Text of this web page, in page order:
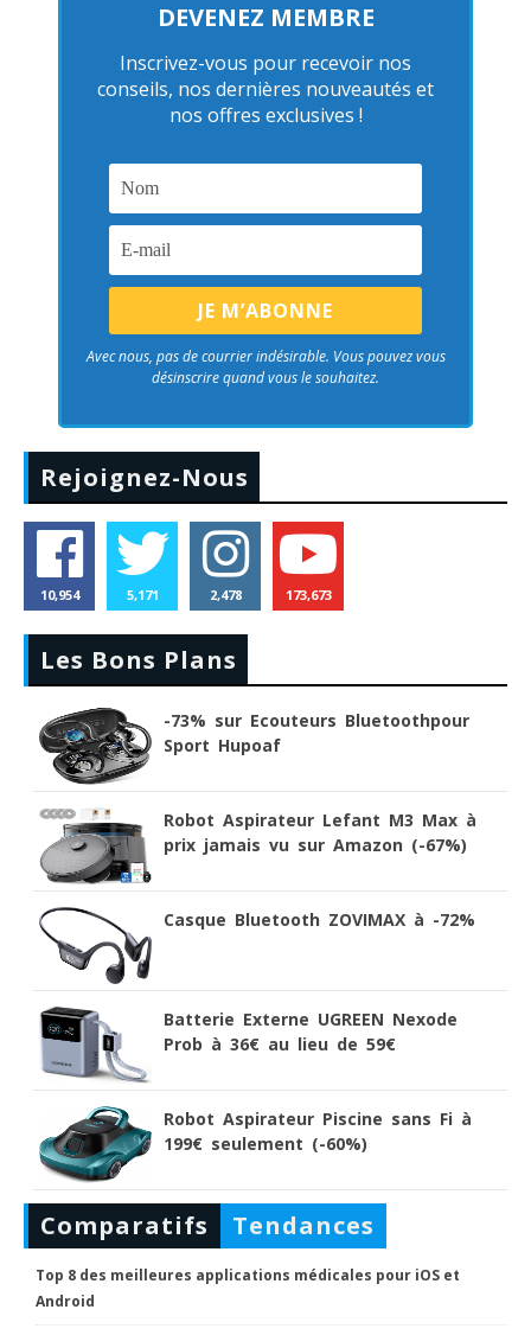
DEVENEZ MEMBRE
Inscrivez-vous pour recevoir nos
conseils, nos dernières nouveautés et
nos offres exclusives !
Avec nous, pas de courrier indésirable. Vous pouvez vous
désinscrire quand vous le souhaitez.
Rejoignez-Nous
10,954 5,171 2,478 173,673
Les Bons Plans
-73% sur Ecouteurs Bluetoothpour
Sport Hupoaf
Robot Aspirateur Lefant M3 Max à
prix jamais vu sur Amazon (-67%)
Casque Bluetooth ZOVIMAX à -72%
Batterie Externe UGREEN Nexode
Prob à 36€ au lieu de 59€
Robot Aspirateur Piscine sans Fi à
199€ seulement (-60%)
Comparatifs Tendances
Top 8 des meilleures applications médicales pour iOS et
Android